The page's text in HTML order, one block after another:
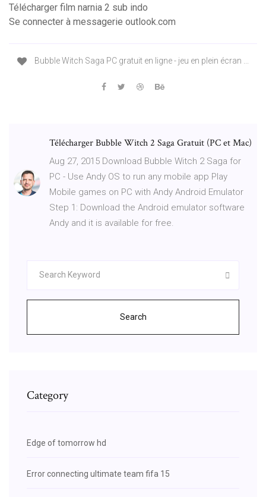
Télécharger film narnia 2 sub indo
Se connecter à messagerie outlook.com
Bubble Witch Saga PC gratuit en ligne - jeu en plein écran ...
Télécharger Bubble Witch 2 Saga Gratuit (PC et Mac)
Aug 27, 2015 Download Bubble Witch 2 Saga for
PC - Use Andy OS to run any mobile app Play
Mobile games on PC with Andy Android Emulator
Step 1: Download the Android emulator software
Andy and it is available for free.
Search
Category
Edge of tomorrow hd
Error connecting ultimate team fifa 15